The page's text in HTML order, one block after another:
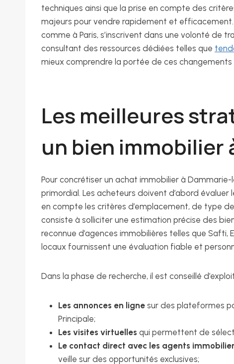
techniques ainsi que la prise en compte des
majeurs pour vendre rapidement et efficacement.
comme à Paris, s’inscrivent dans une volonté de
consultant des ressources dédiées telles que
mieux comprendre la portée de ces changements
Les meilleures
un bien immobilier
Pour concrétiser un achat immobilier à
primordial. Les acheteurs doivent d’abord
en compte les critères d’emplacement, de type
consiste à solliciter une estimation précise des
reconnue d’agences immobilières telles que
locaux fournissent une évaluation fiable et
Dans la phase de recherche, il est conseillé
Les annonces en ligne sur des plateformes
Principale;
Les visites virtuelles qui permettent de
Le contact direct avec les agents
veille sur des opportunités exclusives;